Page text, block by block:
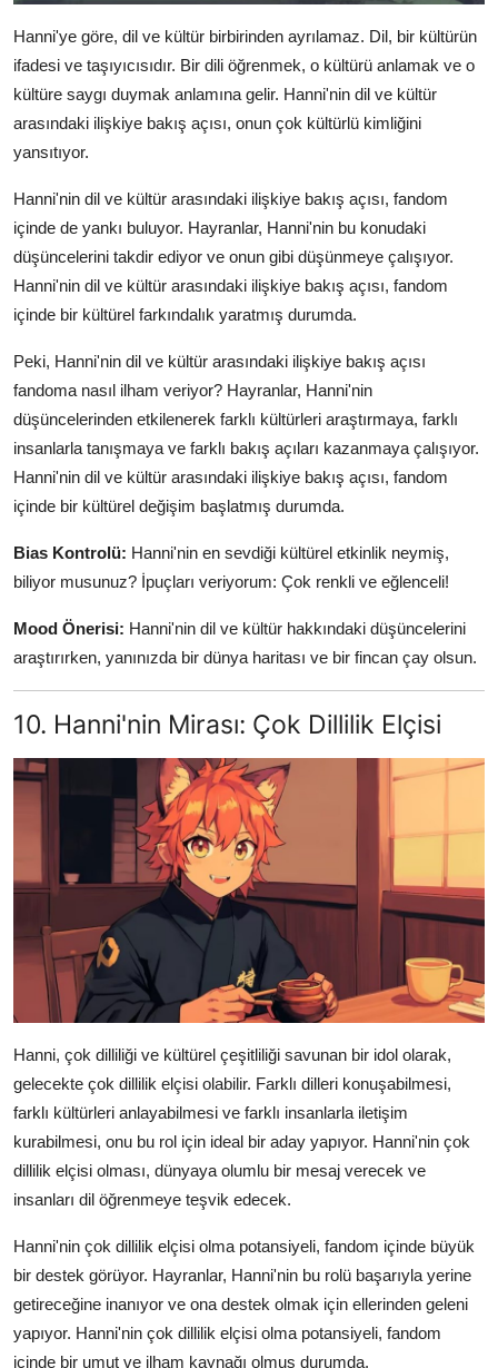
Hanni'ye göre, dil ve kültür birbirinden ayrılamaz. Dil, bir kültürün
ifadesi ve taşıyıcısıdır. Bir dili öğrenmek, o kültürü anlamak ve o
kültüre saygı duymak anlamına gelir. Hanni'nin dil ve kültür
arasındaki ilişkiye bakış açısı, onun çok kültürlü kimliğini
yansıtıyor.
Hanni'nin dil ve kültür arasındaki ilişkiye bakış açısı, fandom
içinde de yankı buluyor. Hayranlar, Hanni'nin bu konudaki
düşüncelerini takdir ediyor ve onun gibi düşünmeye çalışıyor.
Hanni'nin dil ve kültür arasındaki ilişkiye bakış açısı, fandom
içinde bir kültürel farkındalık yaratmış durumda.
Peki, Hanni'nin dil ve kültür arasındaki ilişkiye bakış açısı
fandoma nasıl ilham veriyor? Hayranlar, Hanni'nin
düşüncelerinden etkilenerek farklı kültürleri araştırmaya, farklı
insanlarla tanışmaya ve farklı bakış açıları kazanmaya çalışıyor.
Hanni'nin dil ve kültür arasındaki ilişkiye bakış açısı, fandom
içinde bir kültürel değişim başlatmış durumda.
Bias Kontrolü: Hanni'nin en sevdiği kültürel etkinlik neymiş,
biliyor musunuz? İpuçları veriyorum: Çok renkli ve eğlenceli!
Mood Önerisi: Hanni'nin dil ve kültür hakkındaki düşüncelerini
araştırırken, yanınızda bir dünya haritası ve bir fincan çay olsun.
10. Hanni'nin Mirası: Çok Dillilik Elçisi
Hanni, çok dilliliği ve kültürel çeşitliliği savunan bir idol olarak,
gelecekte çok dillilik elçisi olabilir. Farklı dilleri konuşabilmesi,
farklı kültürleri anlayabilmesi ve farklı insanlarla iletişim
kurabilmesi, onu bu rol için ideal bir aday yapıyor. Hanni'nin çok
dillilik elçisi olması, dünyaya olumlu bir mesaj verecek ve
insanları dil öğrenmeye teşvik edecek.
Hanni'nin çok dillilik elçisi olma potansiyeli, fandom içinde büyük
bir destek görüyor. Hayranlar, Hanni'nin bu rolü başarıyla yerine
getireceğine inanıyor ve ona destek olmak için ellerinden geleni
yapıyor. Hanni'nin çok dillilik elçisi olma potansiyeli, fandom
içinde bir umut ve ilham kaynağı olmuş durumda.